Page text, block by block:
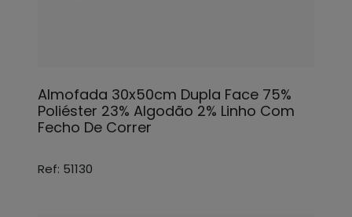
Almofada 30x50cm Dupla Face 75%
Poliéster 23% Algodão 2% Linho Com
Fecho De Correr
Ref: 51130